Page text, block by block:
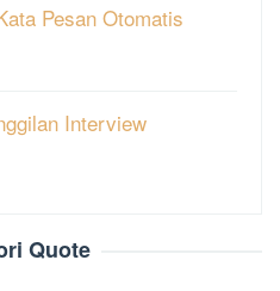
Pesan Otomatis
Interview
Quote